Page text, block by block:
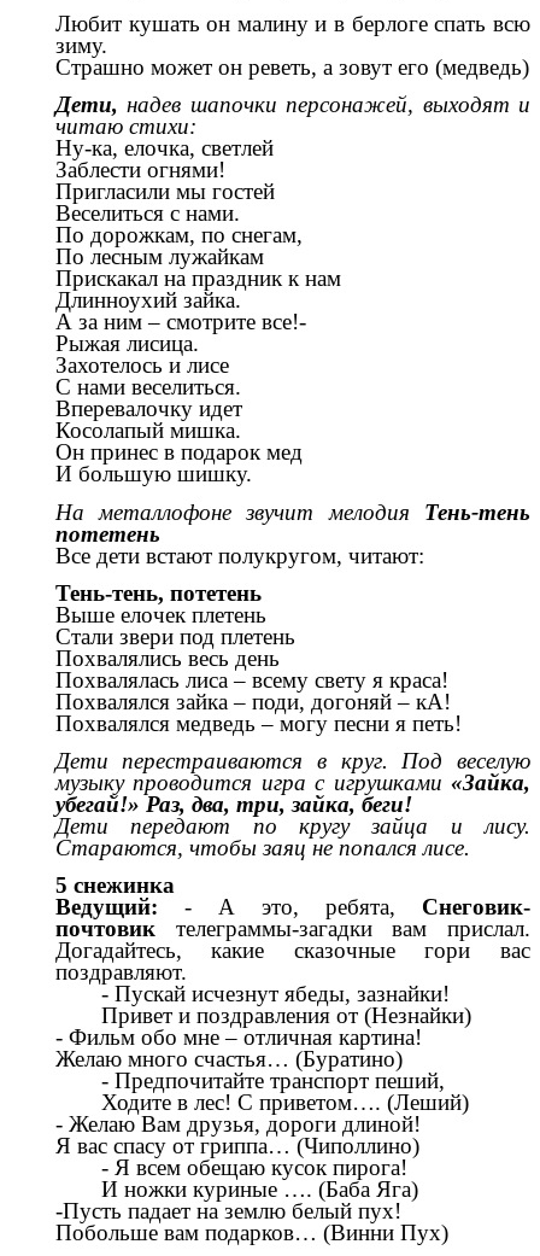
Любит кушать он малину и в берлоге спать всю
зиму.
Страшно может он реветь, а зовут его (медведь)
Дети, надев шапочки персонажей, выходят и
читаю стихи:
Ну-ка, елочка, светлей
Заблести огнями!
Пригласили мы гостей
Веселиться с нами.
По дорожкам, по снегам,
По лесным лужайкам
Прискакал на праздник к нам
Длинноухий зайка.
А за ним – смотрите все!-
Рыжая лисица.
Захотелось и лисе
С нами веселиться.
Вперевалочку идет
Косолапый мишка.
Он принес в подарок мед
И большую шишку.
На металлофоне звучит мелодия Тень-тень
потетень
Все дети встают полукругом, читают:
Тень-тень, потетень
Выше елочек плетень
Стали звери под плетень
Похвалялись весь день
Похвалялась лиса – всему свету я краса!
Похвалялся зайка – поди, догоняй – кА!
Похвалялся медведь – могу песни я петь!
Дети перестраиваются в круг. Под веселую
музыку проводится игра с игрушками «Зайка,
убегай!» Раз, два, три, зайка, беги!
Дети передают по кругу зайца и лису.
Стараются, чтобы заяц не попался лисе.
5 снежинка
Ведущий: - А это, ребята, Снеговик-
почтовиктелеграммы-загадки вам прислал.
Догадайтесь, какие сказочные гори вас
поздравляют.
- Пускай исчезнут ябеды, зазнайки!
Привет и поздравления от (Незнайки)
- Фильм обо мне – отличная картина!
Желаю много счастья… (Буратино)
- Предпочитайте транспорт пеший,
Ходите в лес! С приветом…. (Леший)
- Желаю Вам друзья, дороги длиной!
Я вас спасу от гриппа… (Чиполлино)
- Я всем обещаю кусок пирога!
И ножки куриные …. (Баба Яга)
-Пусть падает на землю белый пух!
Побольше вам подарков… (Винни Пух)